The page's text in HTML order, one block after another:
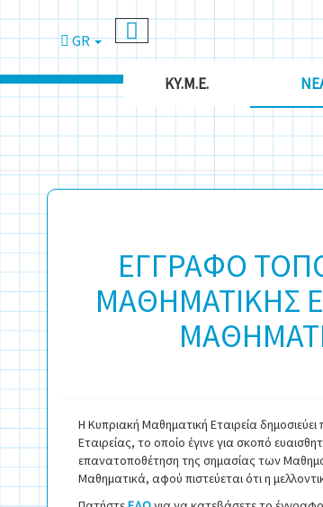
GR
ΚΥ.Μ.Ε.
ΕΓΓΡΑΦΟ
ΜΑΘΗΜΑΤΙΚΗΣ
Η Κυπριακή Μαθηματική Εταιρεία
Εταιρείας, το οποίο έγινε για σκοπό
επανατοποθέτηση της σημασίας των
Μαθηματικά, αφού πιστεύεται ότι η